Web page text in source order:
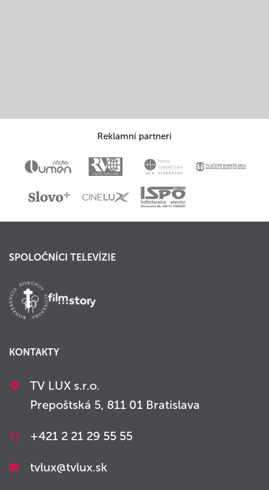
Reklamní partneri
SPOLOČNÍCI TELEVÍZIE
KONTAKTY
TV LUX s.r.o.
Prepoštská 5, 811 01 Bratislava
+421 2 21 29 55 55
tvlux@tvlux.sk